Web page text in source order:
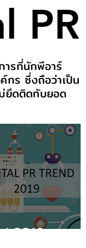
PR
รที่นักพีอาร์
กร ซึ่งถือว่าเป็น
ยึดติดกับยอด
2019